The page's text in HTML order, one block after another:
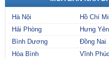
Hà Nội Hồ Chí
Hải Phòng
Hưng Yên
Bình Dương
Đồng Nai
Hòa Bình
Vĩnh Phúc